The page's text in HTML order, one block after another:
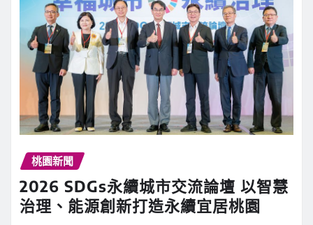
桃園新聞
2026 SDGs永續城市交流論壇 以智慧
治理、能源創新打造永續宜居桃園